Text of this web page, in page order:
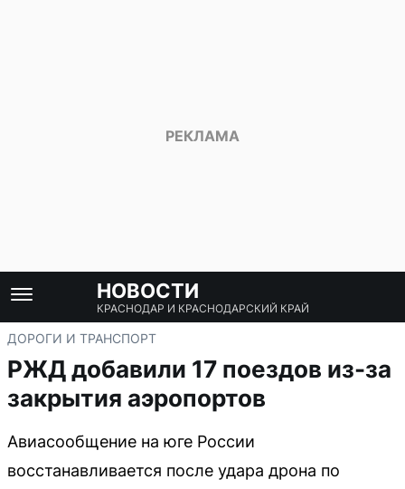
НОВОСТИ
КРАСНОДАР И КРАСНОДАРСКИЙ КРАЙ
ДОРОГИ И ТРАНСПОРТ
РЖД добавили 17 поездов из-за
закрытия аэропортов
Авиасообщение на юге России
восстанавливается после удара дрона по